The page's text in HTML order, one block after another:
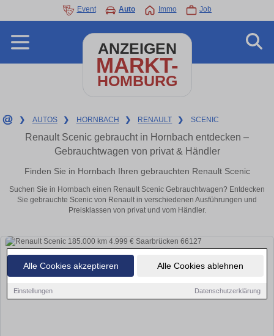
Alle Cookies akzeptieren Alle Cookies ablehnen
Einstellungen Datenschutzerklärung
Event Auto Immo Job
ANZEIGEN
MARKT-
HOMBURG
❯ AUTOS ❯ HORNBACH ❯ RENAULT ❯ SCENIC
Renault Scenic gebraucht in Hornbach entdecken –
Gebrauchtwagen von privat & Händler
Finden Sie in Hornbach Ihren gebrauchten Renault Scenic
Suchen Sie in Hornbach einen Renault Scenic Gebrauchtwagen? Entdecken
Sie gebrauchte Scenic von Renault in verschiedenen Ausführungen und
Preisklassen von privat und vom Händler.